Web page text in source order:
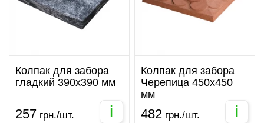
Колпак для забора
гладкий 390х390 мм
257 грн./шт. i
Колпак для забора
Черепица 450х450
мм
482 грн./шт. i